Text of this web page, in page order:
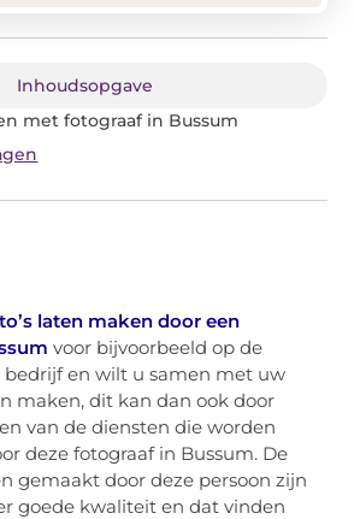
Inhoudsopgave
met fotograaf in Bussum
laten maken door een
voor bijvoorbeeld op de
bedrijf en wilt u samen met uw
maken, dit kan dan ook door
van de diensten die worden
deze fotograaf in Bussum. De
gemaakt door deze persoon zijn
goede kwaliteit en dat vinden